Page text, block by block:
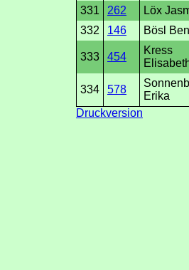
331 262 Löx
332
146 Bösl
333 454
Kress
334 578
Erika
Druckversion